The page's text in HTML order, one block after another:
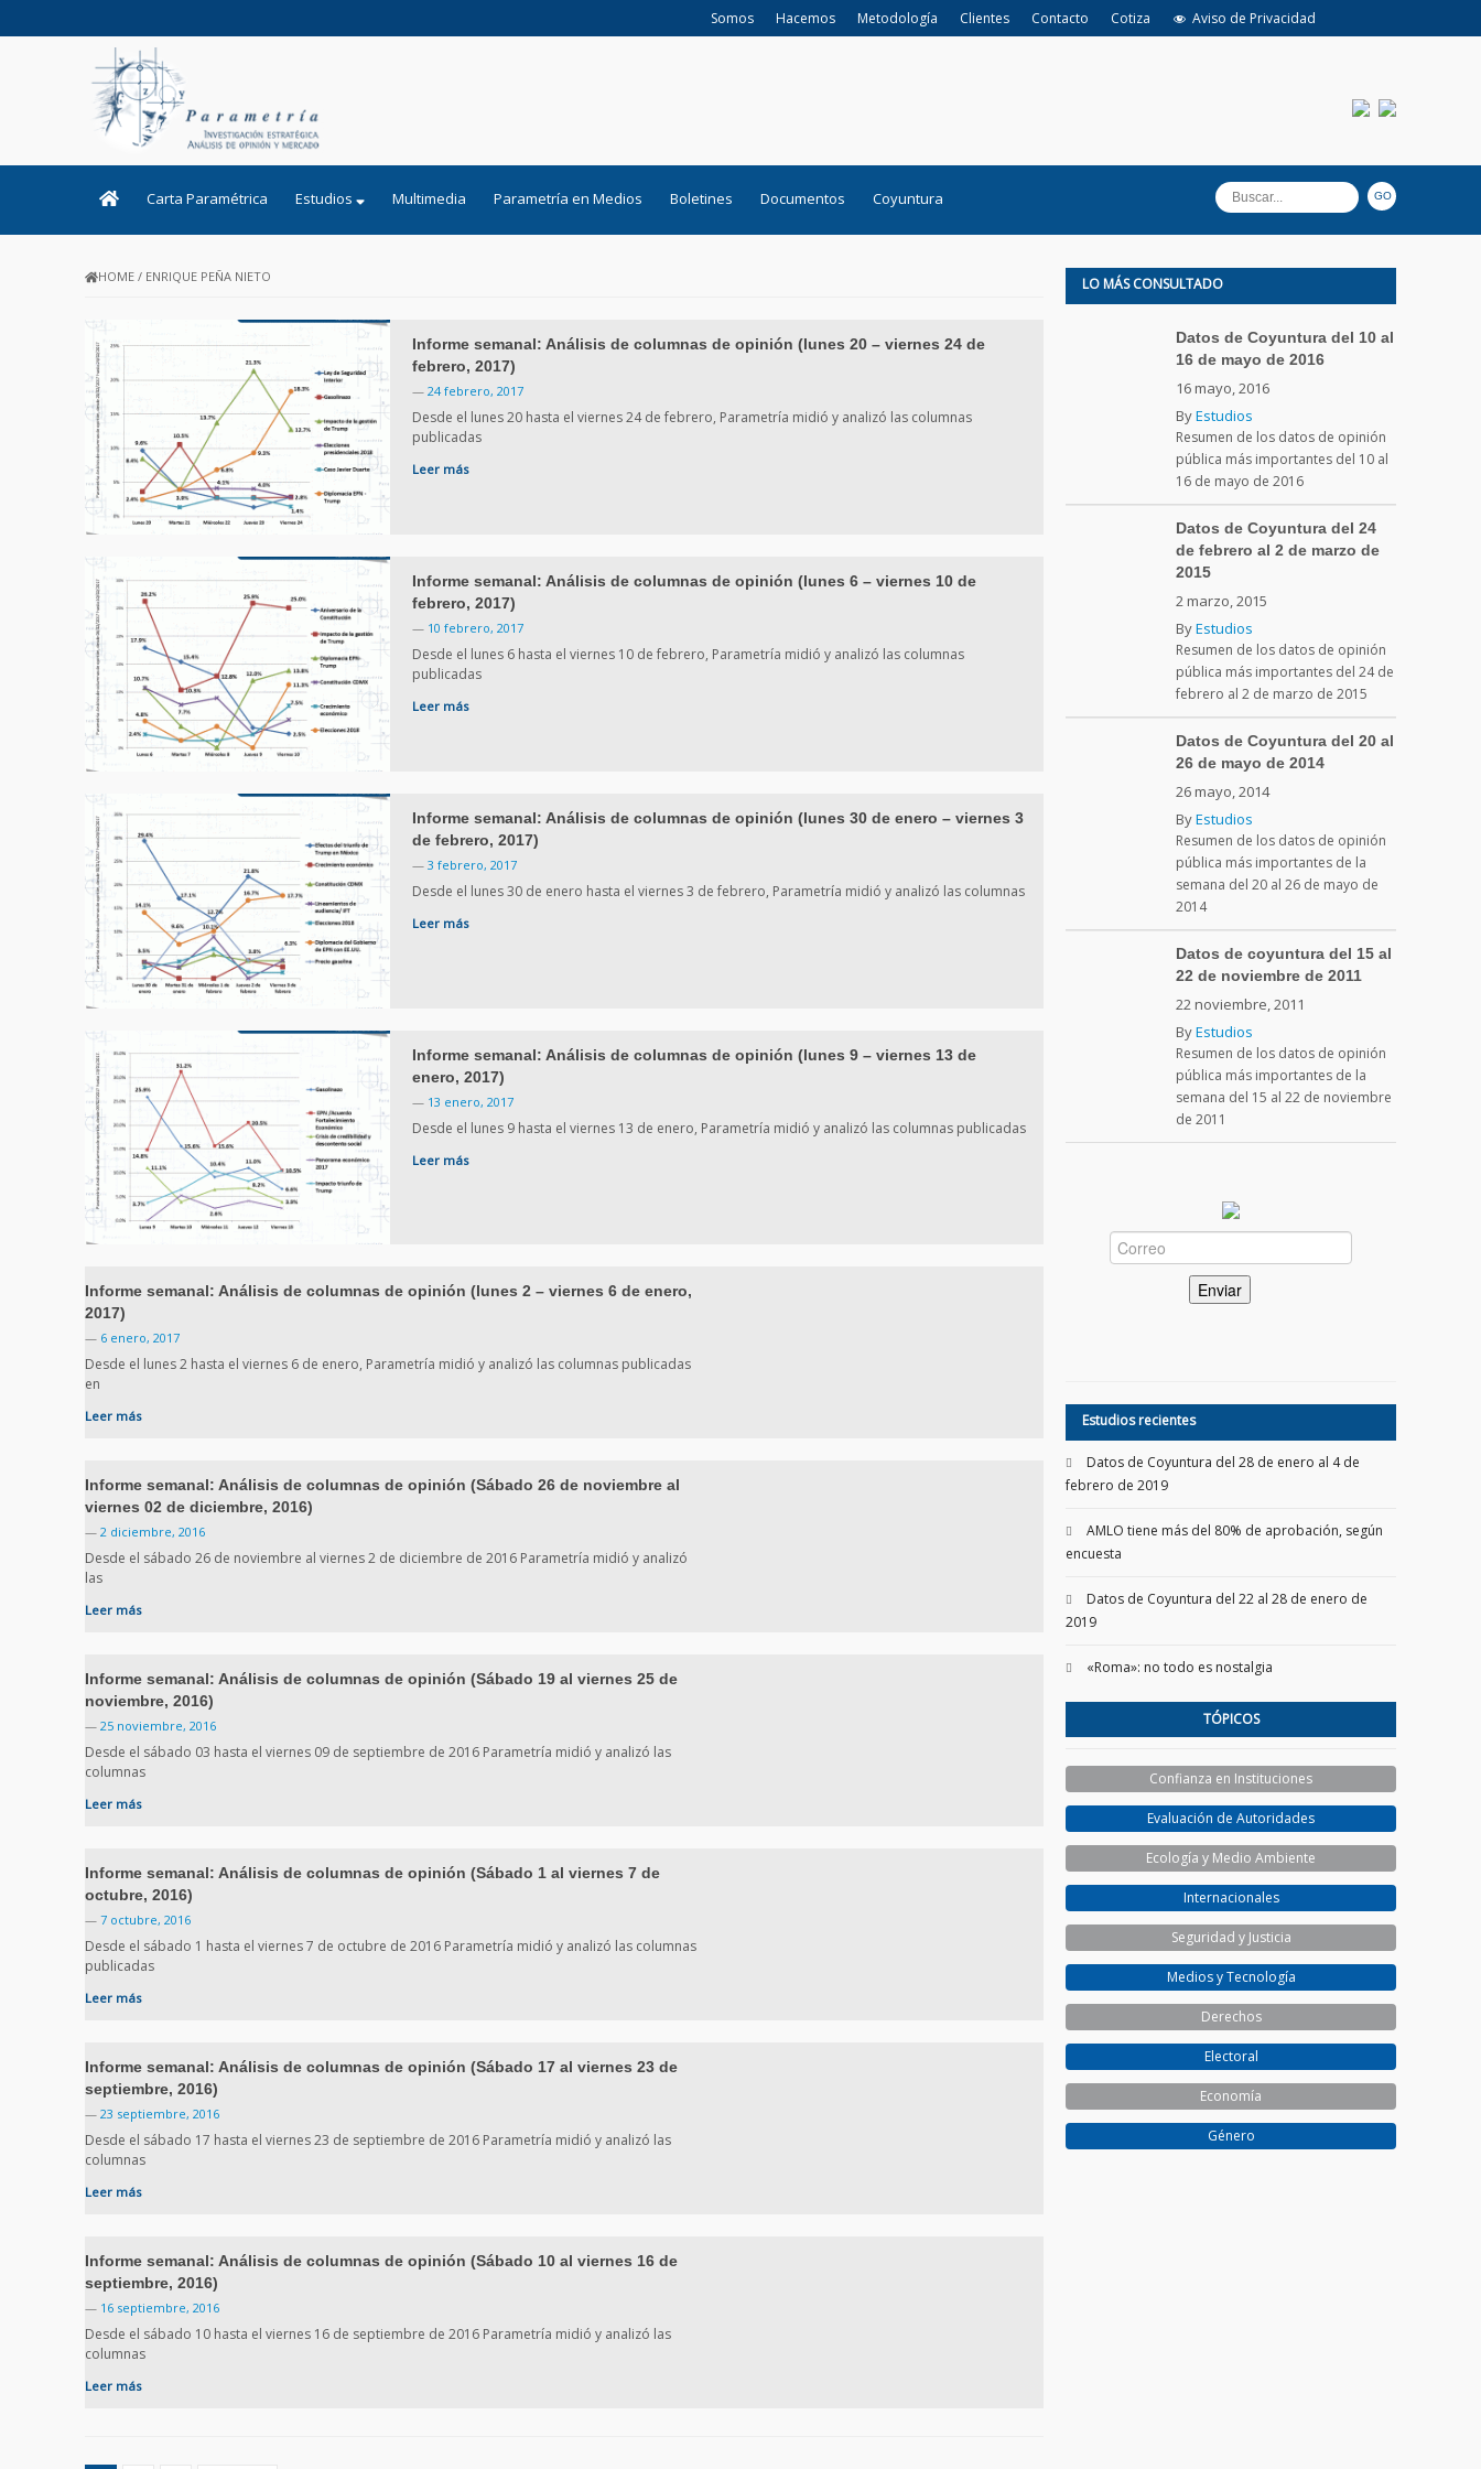
Somos Hacemos Metodología Clientes Contacto Cotiza Aviso de Privacidad
PARAMETRIA
Carta Paramétrica Estudios Multimedia Parametría en Medios Boletines Documentos Coyuntura
HOME / ENRIQUE PEÑA NIETO
Informe semanal: Análisis de columnas de opinión (lunes 20 – viernes 24 de
febrero, 2017)
— 24 febrero, 2017
Desde el lunes 20 hasta el viernes 24 de febrero, Parametría midió y analizó las columnas
publicadas
Leer más
Informe semanal: Análisis de columnas de opinión (lunes 6 – viernes 10 de
febrero, 2017)
— 10 febrero, 2017
Desde el lunes 6 hasta el viernes 10 de febrero, Parametría midió y analizó las columnas
publicadas
Leer más
Informe semanal: Análisis de columnas de opinión (lunes 30 de enero – viernes 3
de febrero, 2017)
— 3 febrero, 2017
Desde el lunes 30 de enero hasta el viernes 3 de febrero, Parametría midió y analizó las columnas
Leer más
Informe semanal: Análisis de columnas de opinión (lunes 9 – viernes 13 de
enero, 2017)
— 13 enero, 2017
Desde el lunes 9 hasta el viernes 13 de enero, Parametría midió y analizó las columnas publicadas
Leer más
Informe semanal: Análisis de columnas de opinión (lunes 2 – viernes 6 de enero,
2017)
— 6 enero, 2017
Desde el lunes 2 hasta el viernes 6 de enero, Parametría midió y analizó las columnas publicadas
en
Leer más
Informe semanal: Análisis de columnas de opinión (Sábado 26 de noviembre al
viernes 02 de diciembre, 2016)
— 2 diciembre, 2016
Desde el sábado 26 de noviembre al viernes 2 de diciembre de 2016 Parametría midió y analizó
las
Leer más
Informe semanal: Análisis de columnas de opinión (Sábado 19 al viernes 25 de
noviembre, 2016)
— 25 noviembre, 2016
Desde el sábado 03 hasta el viernes 09 de septiembre de 2016 Parametría midió y analizó las
columnas
Leer más
Informe semanal: Análisis de columnas de opinión (Sábado 1 al viernes 7 de
octubre, 2016)
— 7 octubre, 2016
Desde el sábado 1 hasta el viernes 7 de octubre de 2016 Parametría midió y analizó las columnas
publicadas
Leer más
Informe semanal: Análisis de columnas de opinión (Sábado 17 al viernes 23 de
septiembre, 2016)
— 23 septiembre, 2016
Desde el sábado 17 hasta el viernes 23 de septiembre de 2016 Parametría midió y analizó las
columnas
Leer más
Informe semanal: Análisis de columnas de opinión (Sábado 10 al viernes 16 de
septiembre, 2016)
— 16 septiembre, 2016
Desde el sábado 10 hasta el viernes 16 de septiembre de 2016 Parametría midió y analizó las
columnas
Leer más
LO MÁS CONSULTADO
Datos de Coyuntura del 10 al
16 de mayo de 2016
16 mayo, 2016
ByEstudios
Resumen de los datos de opinión
pública más importantes del 10 al
16 de mayo de 2016
Datos de Coyuntura del 24
de febrero al 2 de marzo de
2015
2 marzo, 2015
ByEstudios
Resumen de los datos de opinión
pública más importantes del 24 de
febrero al 2 de marzo de 2015
Datos de Coyuntura del 20 al
26 de mayo de 2014
26 mayo, 2014
ByEstudios
Resumen de los datos de opinión
pública más importantes de la
semana del 20 al 26 de mayo de
2014
Datos de coyuntura del 15 al
22 de noviembre de 2011
22 noviembre, 2011
ByEstudios
Resumen de los datos de opinión
pública más importantes de la
semana del 15 al 22 de noviembre
de 2011
Estudios recientes
Datos de Coyuntura del 28 de enero al 4 de
febrero de 2019
AMLO tiene más del 80% de aprobación, según
encuesta
Datos de Coyuntura del 22 al 28 de enero de
2019
«Roma»: no todo es nostalgia
TÓPICOS
Confianza en Instituciones
Evaluación de Autoridades
Ecología y Medio Ambiente
Internacionales
Seguridad y Justicia
Medios y Tecnología
Derechos
Electoral
Economía
Género